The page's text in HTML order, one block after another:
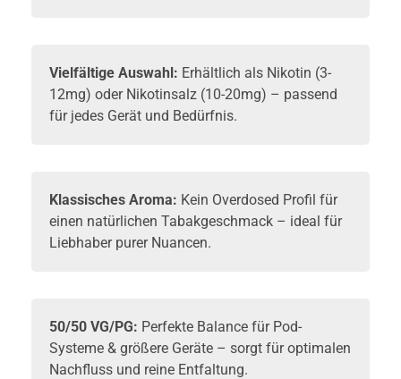
Vielfältige Auswahl: Erhältlich als Nikotin (3-
12mg) oder Nikotinsalz (10-20mg) – passend
für jedes Gerät und Bedürfnis.
Klassisches Aroma: Kein Overdosed Profil für
einen natürlichen Tabakgeschmack – ideal für
Liebhaber purer Nuancen.
50/50 VG/PG: Perfekte Balance für Pod-
Systeme & größere Geräte – sorgt für optimalen
Nachfluss und reine Entfaltung.